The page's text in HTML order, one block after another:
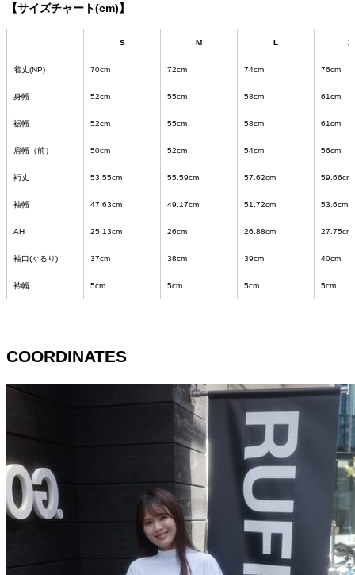
【サイズチャート(cm)】
S M L
着丈(NP) 70cm 72cm 74cm 76cm
身幅 52cm 55cm 58cm 61cm
裾幅 52cm 55cm 58cm 61cm
肩幅（前） 50cm 52cm 54cm 56cm
裄丈 53.55cm 55.59cm 57.62cm 59.66cm
袖幅 47.63cm 49.17cm 51.72cm 53.6cm
AH 25.13cm 26cm 26.88cm 27.75cm
袖口(ぐるり) 37cm 38cm 39cm 40cm
衿幅 5cm 5cm 5cm 5cm
COORDINATES